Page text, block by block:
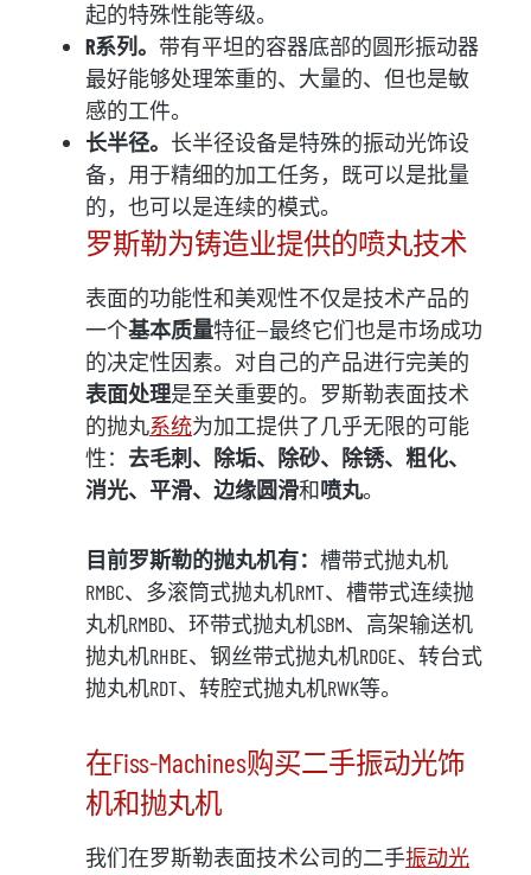
起的特殊性能等级。
R系列。 带有平坦的容器底部的圆形振动器
最好能够处理笨重的、大量的、但也是敏
感的工件。
长半径。 长半径设备是特殊的振动光饰设
备，用于精细的加工任务，既可以是批量
的，也可以是连续的模式。
罗斯勒为铸造业提供的喷丸技术
表面的功能性和美观性不仅是技术产品的
一个基本质量特征--最终它们也是市场成功
的决定性因素。对自己的产品进行完美的
表面处理是至关重要的。罗斯勒表面技术
的抛丸系统为加工提供了几乎无限的可能
性： 去毛刺、除垢、除砂、除锈、粗化、
消光、平滑、边缘圆滑和喷丸。
目前罗斯勒的抛丸机有： 槽带式抛丸机
RMBC、多滚筒式抛丸机RMT、槽带式连续抛
丸机RMBD、环带式抛丸机SBM、高架输送机
抛丸机RHBE、钢丝带式抛丸机RDGE、转台式
抛丸机RDT、转腔式抛丸机RWK等。
在Fiss-Machines购买二手振动光饰
机和抛丸机
我们在罗斯勒表面技术公司的二手振动光